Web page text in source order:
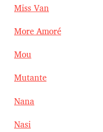
Miss Van
More Amoré
Mou
Mutante
Nana
Nasi